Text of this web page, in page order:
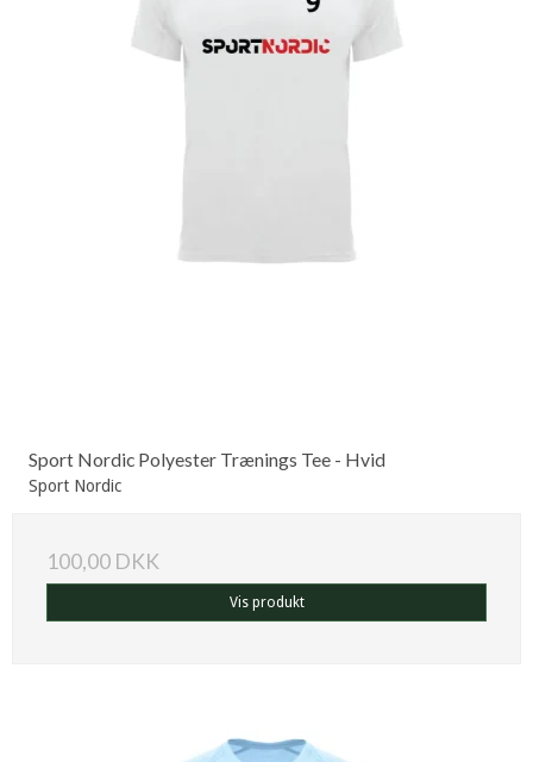
Sport Nordic Polyester Trænings Tee - Hvid
Sport Nordic
100,00 DKK
Vis produkt